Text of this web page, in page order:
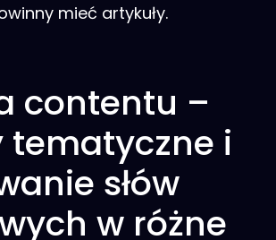
mieć artykuły.
contentu –
tematyczne i
słów
w różne